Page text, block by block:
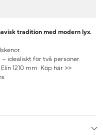
tradition med modern lyx.
idealiskt för två personer.
1210 mm: Köp här >>